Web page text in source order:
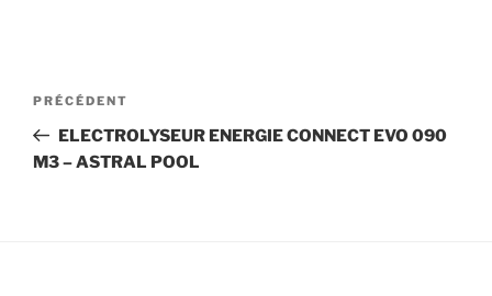
Navigation
l’article
Article
précédent
PRÉCÉDENT
ELECTROLYSEUR ENERGIE CONNECT EVO 090
M3 – ASTRAL POOL